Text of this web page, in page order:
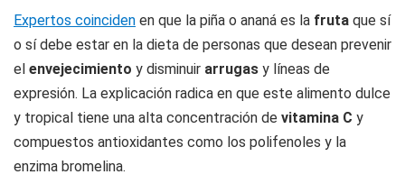
Expertos coinciden en que la piña o ananá es la fruta que sí
o sí debe estar en la dieta de personas que desean prevenir
el envejecimiento y disminuir arrugas y líneas de
expresión. La explicación radica en que este alimento dulce
y tropical tiene una alta concentración de vitamina C y
compuestos antioxidantes como los polifenoles y la
enzima bromelina.